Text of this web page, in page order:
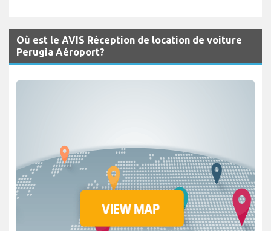
Où est le AVIS Réception de location de voiture
Perugia Aéroport?